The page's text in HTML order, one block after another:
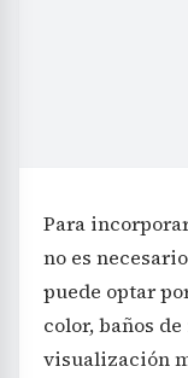
Para
no es
puede optar
color, baños
visualización